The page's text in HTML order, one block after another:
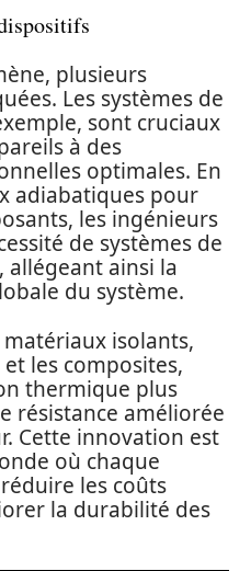
plusieurs
Les systèmes de
sont cruciaux
à des
optimales. En
adiabatiques pour
les ingénieurs
de systèmes de
ainsi la
du système.
matériaux isolants,
les composites,
thermique plus
résistance améliorée
Cette innovation est
où chaque
les coûts
la durabilité des